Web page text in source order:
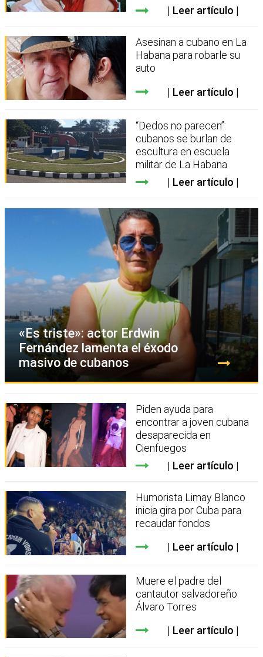
Leer artículo
Asesinan a cubano en La
Habana para robarle su
auto
Leer artículo
“Dedos no parecen”:
cubanos se burlan de
escultura en escuela
militar de La Habana
Leer artículo
«Es triste»: actor Erdwin
Fernández lamenta el éxodo
masivo de cubanos
Piden ayuda para
encontrar a joven cubana
desaparecida en
Cienfuegos
Leer artículo
Humorista Limay Blanco
inicia gira por Cuba para
recaudar fondos
Leer artículo
Muere el padre del
cantautor salvadoreño
Álvaro Torres
Leer artículo